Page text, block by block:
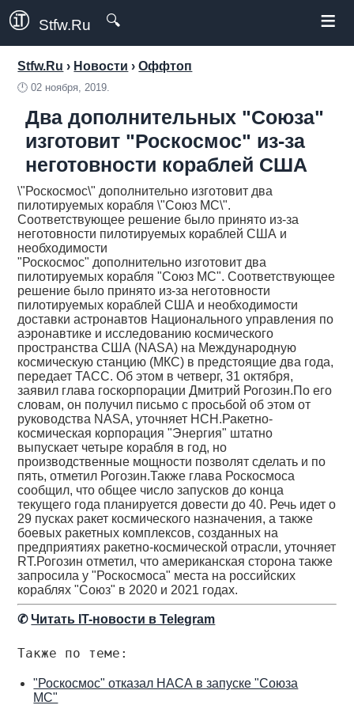
Stfw.Ru 🔍 ≡
Stfw.Ru › Новости ›Оффтоп
🕛02 ноября, 2019.
Два дополнительных "Союза"
изготовит "Роскосмос" из-за
неготовности кораблей США
\"Роскосмос\" дополнительно изготовит два
пилотируемых корабля \"Союз МС\".
Соответствующее решение было принято из-за
неготовности пилотируемых кораблей США и
необходимости
"Роскосмос" дополнительно изготовит два
пилотируемых корабля "Союз МС". Соответствующее
решение было принято из-за неготовности
пилотируемых кораблей США и необходимости
доставки астронавтов Национального управления по
аэронавтике и исследованию космического
пространства США (NASA) на Международную
космическую станцию (МКС) в предстоящие два года,
передает ТАСС. Об этом в четверг, 31 октября,
заявил глава госкорпорации Дмитрий Рогозин.По его
словам, он получил письмо с просьбой об этом от
руководства NASA, уточняет НСН.Ракетно-
космическая корпорация "Энергия" штатно
выпускает четыре корабля в год, но
производственные мощности позволят сделать и по
пять, отметил Рогозин.Также глава Роскосмоса
сообщил, что общее число запусков до конца
текущего года планируется довести до 40. Речь идет о
29 пусках ракет космического назначения, а также
боевых ракетных комплексов, созданных на
предприятиях ракетно-космической отрасли, уточняет
RT.Рогозин отметил, что американская сторона также
запросила у "Роскосмоса" места на российских
кораблях "Союз" в 2020 и 2021 годах.
✆Читать IT-новости в Telegram
Также по теме:
"Роскосмос" отказал НАСА в запуске "Союза
МС"